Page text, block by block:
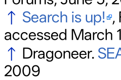
↑ Search is up! ,
accessed March
↑ Dragoneer.
2009